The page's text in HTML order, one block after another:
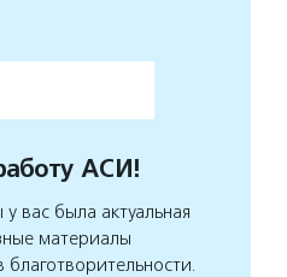
АСИ!
вас была актуальная
материалы